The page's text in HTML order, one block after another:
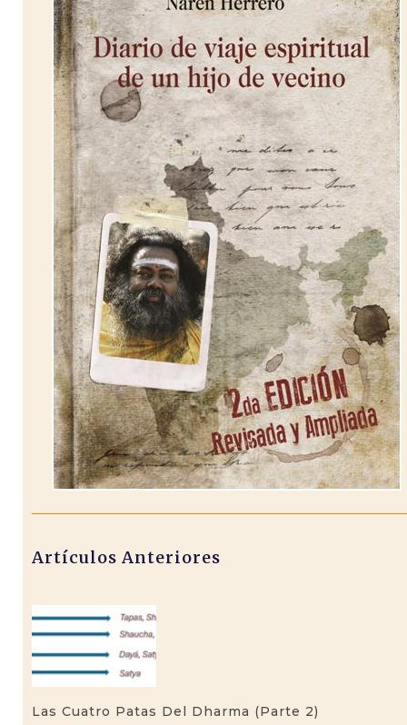
Artículos Anteriores
Las Cuatro Patas Del Dharma (parte 2)